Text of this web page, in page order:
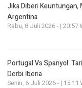
Jika Diberi
Argentina
Rabu, 8 Juli 2026 - | 20:57
Portugal Vs Spanyol:
Derbi Iberia
Senin, 6 Juli 2026 - | 15:11